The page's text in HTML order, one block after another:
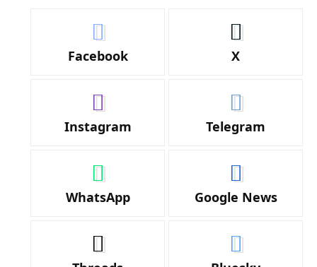
Facebook X
Instagram Telegram
WhatsApp Google News